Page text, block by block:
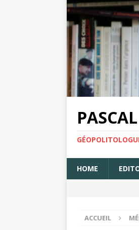
HOME
ACCUEIL